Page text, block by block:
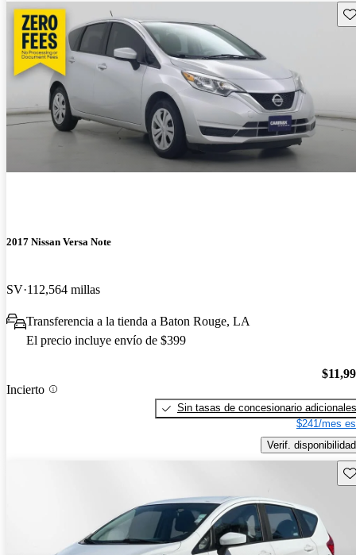
2017 Nissan Versa Note
SV 112,564 millas
Transferencia a la tienda a Baton Rouge, LA
El precio incluye envío de $399
Incierto
Sin tasas de concesionario adicionales
$241/mes
Verif. disponibilidad